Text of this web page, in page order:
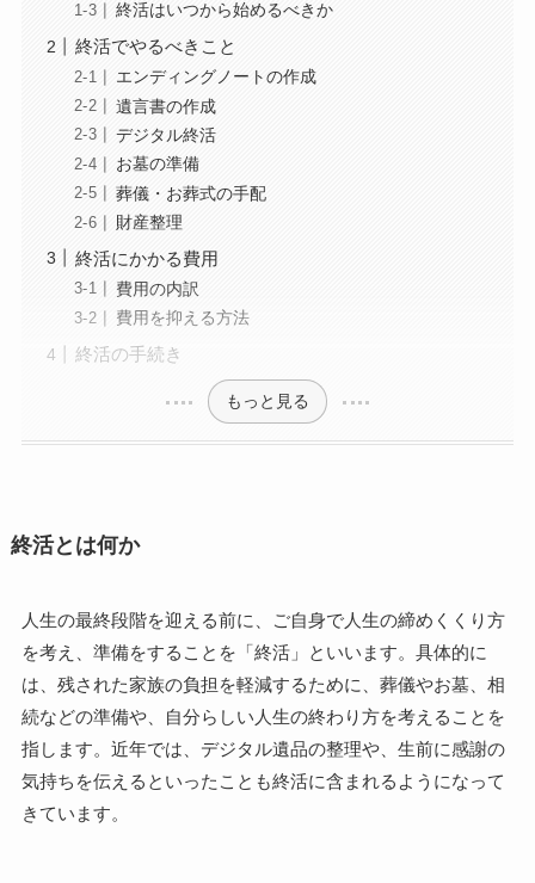
終活はいつから始めるべきか
終活でやるべきこと
エンディングノートの作成
遺言書の作成
デジタル終活
お墓の準備
葬儀・お葬式の手配
財産整理
終活にかかる費用
費用の内訳
費用を抑える方法
終活の手続き
もっと見る
終活とは何か
人生の最終段階を迎える前に、ご自身で人生の締めくくり方
を考え、準備をすることを「終活」といいます。具体的に
は、残された家族の負担を軽減するために、葬儀やお墓、相
続などの準備や、自分らしい人生の終わり方を考えることを
指します。近年では、デジタル遺品の整理や、生前に感謝の
気持ちを伝えるといったことも終活に含まれるようになって
きています。